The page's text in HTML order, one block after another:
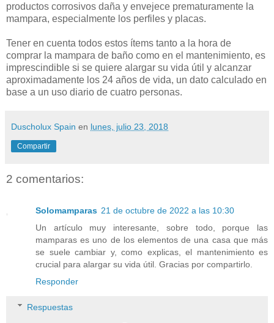
productos corrosivos daña y envejece prematuramente la
mampara, especialmente los perfiles y placas.
Tener en cuenta todos estos ítems tanto a la hora de
comprar la mampara de baño como en el mantenimiento, es
imprescindible si se quiere alargar su vida útil y alcanzar
aproximadamente los 24 años de vida, un dato calculado en
base a un uso diario de cuatro personas.
Duscholux Spain en lunes, julio 23, 2018
Compartir
2 comentarios:
Solomamparas 21 de octubre de 2022 a las 10:30
Un artículo muy interesante, sobre todo, porque las
mamparas es uno de los elementos de una casa que más
se suele cambiar y, como explicas, el mantenimiento es
crucial para alargar su vida útil. Gracias por compartirlo.
Responder
Respuestas